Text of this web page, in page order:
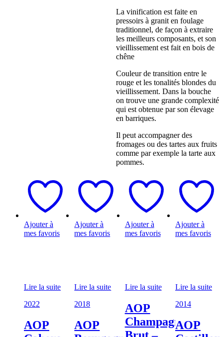
La vinification est faite en
pressoirs à granit en foulage
traditionnel, de façon à extraire
les meilleurs composants, et son
vieillissement est fait en bois de
chêne
Couleur de transition entre le
rouge et les tonalités blondes du
vieillissement. Dans la bouche
on trouve une grande complexité
qui est obtenue par son élevage
en barriques.
Il peut accompagner des
fromages ou des tartes aux fruits
comme par exemple la tarte aux
pommes.
Ajouter à
mes favoris
Lire la suite
2022
AOP
Ajouter à
mes favoris
Lire la suite
2018
AOP
Ajouter à
mes favoris
Lire la suite
AOP
Champagne
Ajouter à
mes favoris
Lire la suite
2014
AOP